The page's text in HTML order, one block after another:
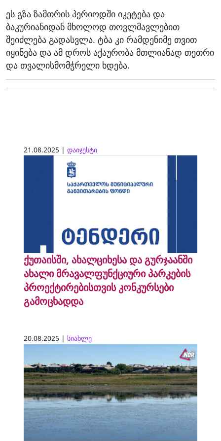
ეს გზა ზამთრის პერიოდში იკეტება და
ბაკურიანიდან მხოლოდ თოვლმავლებით
შეიძლება გადასვლა. ტბა კი რამდენიმე თვით
იყინება და ამ დროს აქაურობა მთლიანად თეთრი
და თვალისმომჭრელი ხდება.
21.08.2025 | დაიჯესტი
ქუთაისში, ახალციხესა და გურჯაანში
ახალი მრავალფუნქციური პარკების
პროექტირებისთვის კონკურსები
გამოცხადდა
20.08.2025 | სიახლე